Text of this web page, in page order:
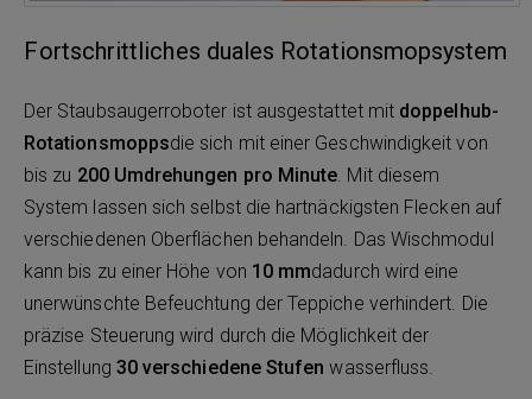
Fortschrittliches duales Rotationsmopsystem
Der Staubsaugerroboter ist ausgestattet mit doppelhub-
Rotationsmoppsdie sich mit einer Geschwindigkeit von
bis zu 200 Umdrehungen pro Minute. Mit diesem
System lassen sich selbst die hartnäckigsten Flecken auf
verschiedenen Oberflächen behandeln. Das Wischmodul
kann bis zu einer Höhe von 10 mmdadurch wird eine
unerwünschte Befeuchtung der Teppiche verhindert. Die
präzise Steuerung wird durch die Möglichkeit der
Einstellung 30 verschiedene Stufen wasserfluss.